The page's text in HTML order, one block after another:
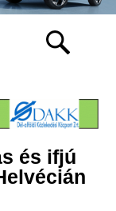
és ifjú